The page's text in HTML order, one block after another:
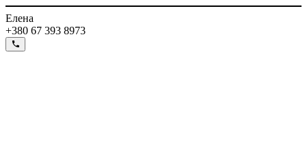
Елена
+380 67 393 8973